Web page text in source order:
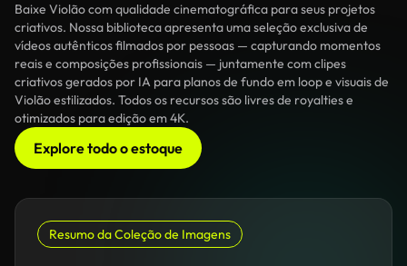
Baixe Violão com qualidade cinematográfica para seus projetos
criativos. Nossa biblioteca apresenta uma seleção exclusiva de
vídeos autênticos filmados por pessoas — capturando momentos
reais e composições profissionais — juntamente com clipes
criativos gerados por IA para planos de fundo em loop e visuais de
Violão estilizados. Todos os recursos são livres de royalties e
otimizados para edição em 4K.
Explore todo o estoque
Resumo da Coleção de Imagens